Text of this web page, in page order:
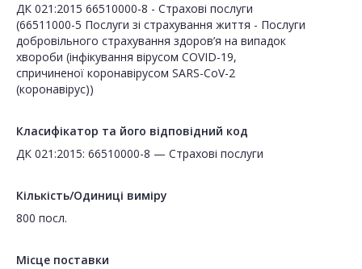
ДК 021:2015 66510000-8 - Страхові послуги
(66511000-5 Послуги зі страхування життя - Послуги
добровільного страхування здоров’я на випадок
хвороби (інфікування вірусом COVID-19,
спричиненої коронавірусом SARS-CoV-2
(коронавірус))
Класифікатор та його відповідний код
ДК 021:2015: 66510000-8 — Страхові послуги
Кількість/Одиниці виміру
800 посл.
Місце поставки